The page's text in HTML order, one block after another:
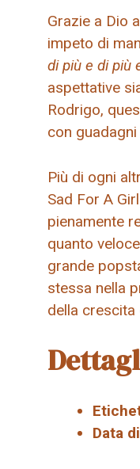
Grazie a Dio
impeto di
di più e di più
aspettative
Rodrigo,
con
Più di ogni
Sad For A
pienamente
quanto
grande
stessa nella
della
Data